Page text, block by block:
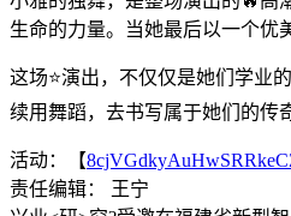
生命的力量。当她最后以一个优
这场⭐演出，不仅仅是她们学业
续用舞蹈，去书写属于她们的传
活动：【
责任编辑： 王宁